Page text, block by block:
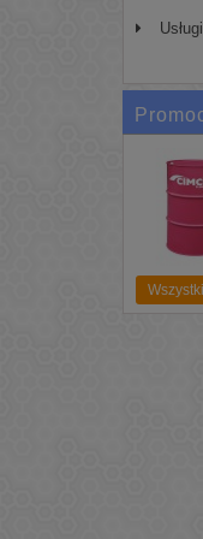
Usługi